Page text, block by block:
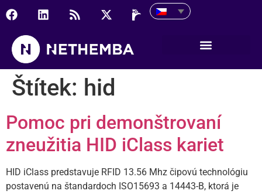
Štítek: hid
Pomoc pri demonštrovaní
zneužitia HID iClass kariet
HID iClass predstavuje RFID 13.56 Mhz čipovú technológiu
postavenú na štandardoch ISO15693 a 14443-B, ktorá je